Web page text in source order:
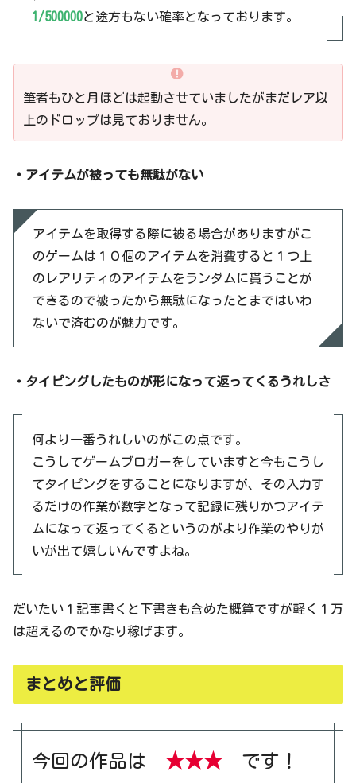
1/500000と途方もない確率となっております。
筆者もひと月ほどは起動させていましたがまだレア以
上のドロップは見ておりません。
・アイテムが被っても無駄がない
アイテムを取得する際に被る場合がありますがこ
のゲームは１０個のアイテムを消費すると１つ上
のレアリティのアイテムをランダムに貰うことが
できるので被ったから無駄になったとまではいわ
ないで済むのが魅力です。
・タイピングしたものが形になって返ってくるうれしさ
何より一番うれしいのがこの点です。
こうしてゲームブロガーをしていますと今もこうし
てタイピングをすることになりますが、その入力す
るだけの作業が数字となって記録に残りかつアイテ
ムになって返ってくるというのがより作業のやりが
いが出て嬉しいんですよね。
だいたい１記事書くと下書きも含めた概算ですが軽く１万
は超えるのでかなり稼げます。
まとめと評価
今回の作品は ★★★です！